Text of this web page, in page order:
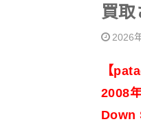
買取
2026
【
2008
Down